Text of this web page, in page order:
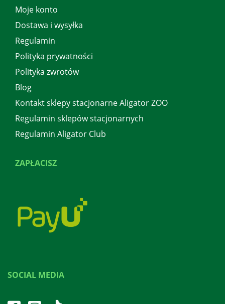
Moje konto
Dostawa i wysyłka
Regulamin
Polityka prywatności
Polityka zwrotów
Blog
Kontakt sklepy stacjonarne Aligator ZOO
Regulamin sklepów stacjonarnych
Regulamin Aligator Club
ZAPŁACISZ
SOCIAL MEDIA